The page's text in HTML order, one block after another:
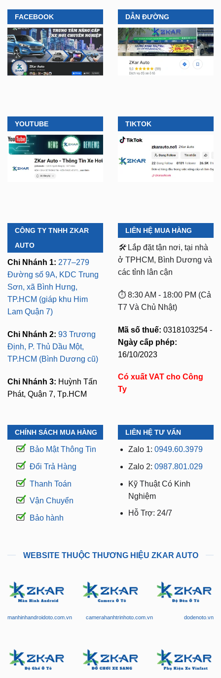
FACEBOOK DẪN ĐƯỜNG
YOUTUBE TIKTOK
CÔNG TY TNHH ZKAR
AUTO
Chi Nhánh 1: 277–279
Đường số 9A, KDC Trung
Sơn, xã Bình Hưng,
TP.HCM (giáp khu Him
Lam Quận 7)
Chi Nhánh 2: 93 Trương
Định, P. Thủ Dầu Một,
TP.HCM (Bình Dương cũ)
Chi Nhánh 3: Huỳnh Tấn
Phát, Quận 7, Tp.HCM
LIÊN HỆ MUA HÀNG
🛠️ Lắp đặt tận nơi, tại nhà
ở TPHCM, Bình Dương và
các tỉnh lân cận
⏱️ 8:30 AM - 18:00 PM (Cả
T7 Và Chủ Nhật)
Mã số thuế: 0318103254 -
Ngày cấp phép:
16/10/2023
Có xuất VAT cho Công
Ty
CHÍNH SÁCH MUA HÀNG
Bảo Mật Thông Tin
Đổi Trả Hàng
Thanh Toán
Vận Chuyển
Bảo hành
LIÊN HỆ TƯ VẤN
Zalo 1: 0949.60.3979
Zalo 2: 0987.801.029
Kỹ Thuật Có Kinh
Nghiệm
Hỗ Trợ: 24/7
WEBSITE THUỘC THƯƠNG HIỆU ZKAR AUTO
manhinhandroidoto.com.vn camerahanhtrinhoto.com.vn dodenoto.vn